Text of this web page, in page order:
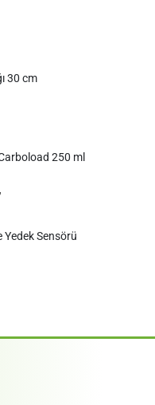
30 cm
250 ml
Sensörü